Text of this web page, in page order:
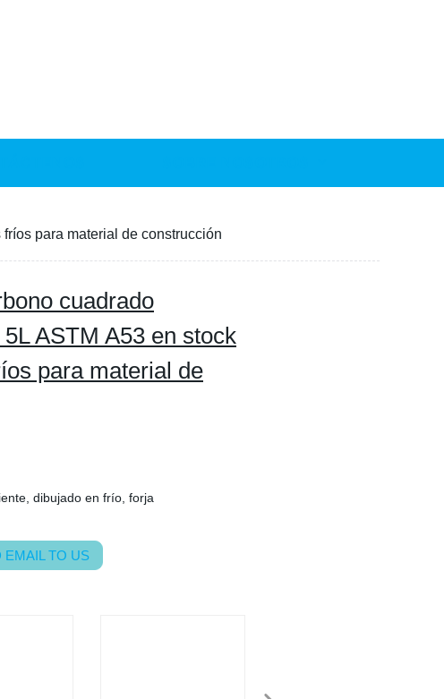
para material de construcción
cuadrado
ASTM A53 en stock
para material de
dibujado en frío, forja
EMAIL TO US